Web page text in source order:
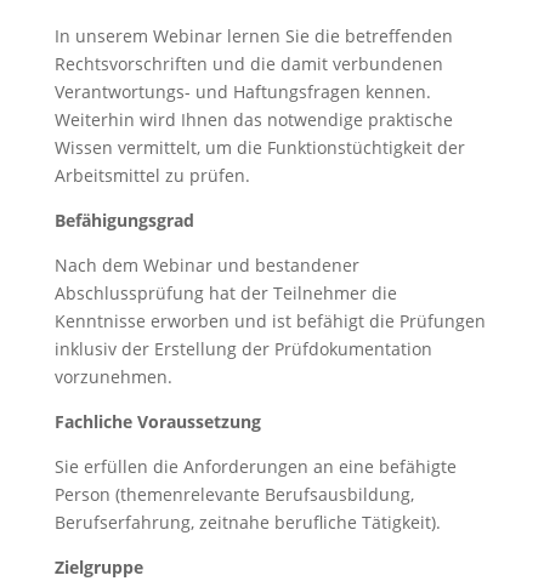
In unserem Webinar lernen Sie die betreffenden
Rechtsvorschriften und die damit verbundenen
Verantwortungs- und Haftungsfragen kennen.
Weiterhin wird Ihnen das notwendige praktische
Wissen vermittelt, um die Funktionstüchtigkeit der
Arbeitsmittel zu prüfen.
Befähigungsgrad
Nach dem Webinar und bestandener
Abschlussprüfung hat der Teilnehmer die
Kenntnisse erworben und ist befähigt die Prüfungen
inklusiv der Erstellung der Prüfdokumentation
vorzunehmen.
Fachliche Voraussetzung
Sie erfüllen die Anforderungen an eine befähigte
Person (themenrelevante Berufsausbildung,
Berufserfahrung, zeitnahe berufliche Tätigkeit).
Zielgruppe